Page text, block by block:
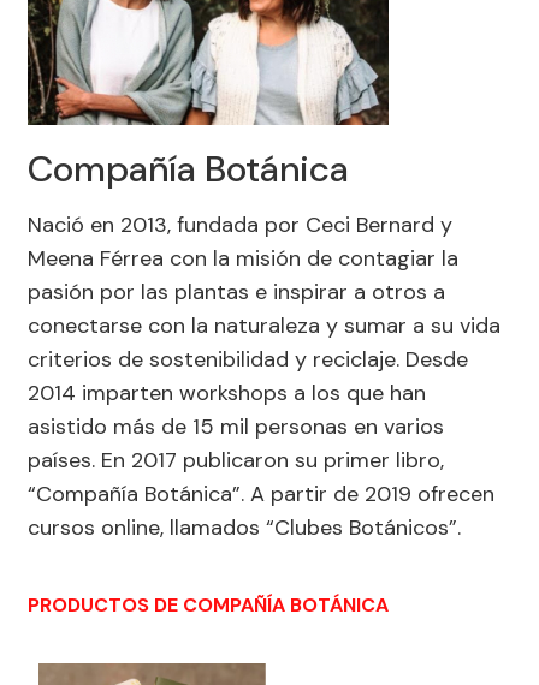
Compañía Botánica
Nació en 2013, fundada por Ceci Bernard y
Meena Férrea con la misión de contagiar la
pasión por las plantas e inspirar a otros a
conectarse con la naturaleza y sumar a su vida
criterios de sostenibilidad y reciclaje. Desde
2014 imparten workshops a los que han
asistido más de 15 mil personas en varios
países. En 2017 publicaron su primer libro,
“Compañía Botánica”. A partir de 2019 ofrecen
cursos online, llamados “Clubes Botánicos”.
PRODUCTOS DE COMPAÑÍA BOTÁNICA